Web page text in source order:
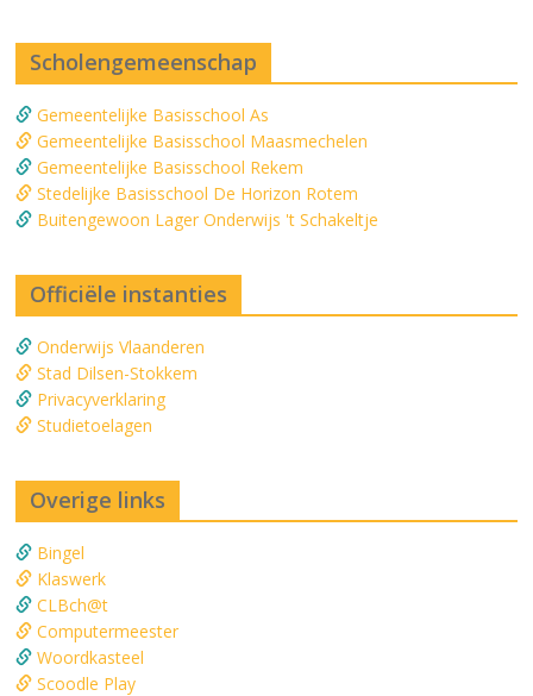
Scholengemeenschap
Gemeentelijke Basisschool As
Gemeentelijke Basisschool Maasmechelen
Gemeentelijke Basisschool Rekem
Stedelijke Basisschool De Horizon Rotem
Buitengewoon Lager Onderwijs 't Schakeltje
Officiële instanties
Onderwijs Vlaanderen
Stad Dilsen-Stokkem
Privacyverklaring
Studietoelagen
Overige links
Bingel
Klaswerk
CLBch@t
Computermeester
Woordkasteel
Scoodle Play